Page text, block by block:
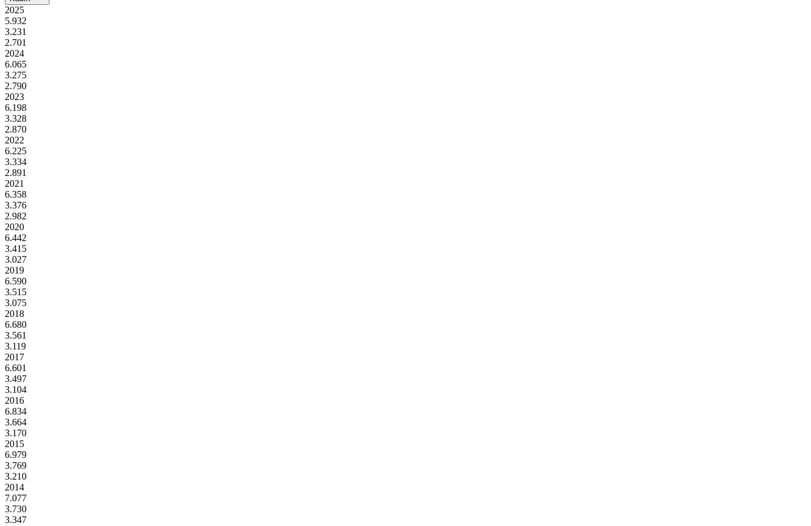
2025
5.932
3.231
2.701
2024
6.065
3.275
2.790
2023
6.198
3.328
2.870
2022
6.225
3.334
2.891
2021
6.358
3.376
2.982
2020
6.442
3.415
3.027
2019
6.590
3.515
3.075
2018
6.680
3.561
3.119
2017
6.601
3.497
3.104
2016
6.834
3.664
3.170
2015
6.979
3.769
3.210
2014
7.077
3.730
3.347